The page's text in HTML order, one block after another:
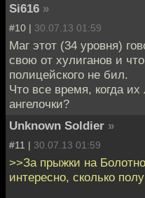
Si616 »
#10 | 30.07.13 01:59
Маг этот (34 уровня)
свою от хулиганов и
полицейского не бил.
Что все время, когда
ангелочки?
Unknown Soldier »
#11 | 30.07.13 01:59
>>За прыжки на
интересно, сколько